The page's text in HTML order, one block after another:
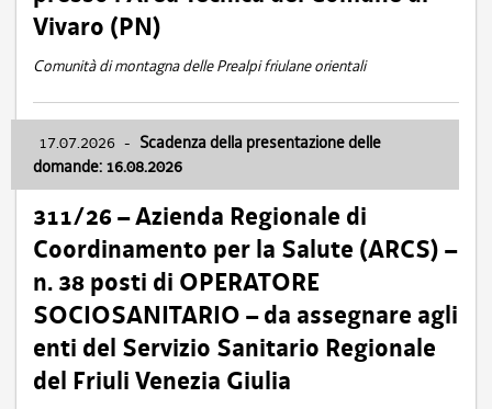
Vivaro (PN)
Comunità di montagna delle Prealpi friulane orientali
17.07.2026 - Scadenza della presentazione delle
domande: 16.08.2026
311/26 – Azienda Regionale di
Coordinamento per la Salute (ARCS) –
n. 38 posti di OPERATORE
SOCIOSANITARIO – da assegnare agli
enti del Servizio Sanitario Regionale
del Friuli Venezia Giulia